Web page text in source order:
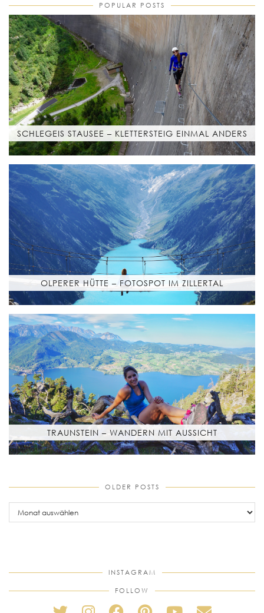
POPULAR POSTS
SCHLEGEIS STAUSEE – KLETTERSTEIG EINMAL ANDERS
OLPERER HÜTTE – FOTOSPOT IM ZILLERTAL
TRAUNSTEIN – WANDERN MIT AUSSICHT
OLDER POSTS
older
posts
INSTAGRAM
FOLLOW